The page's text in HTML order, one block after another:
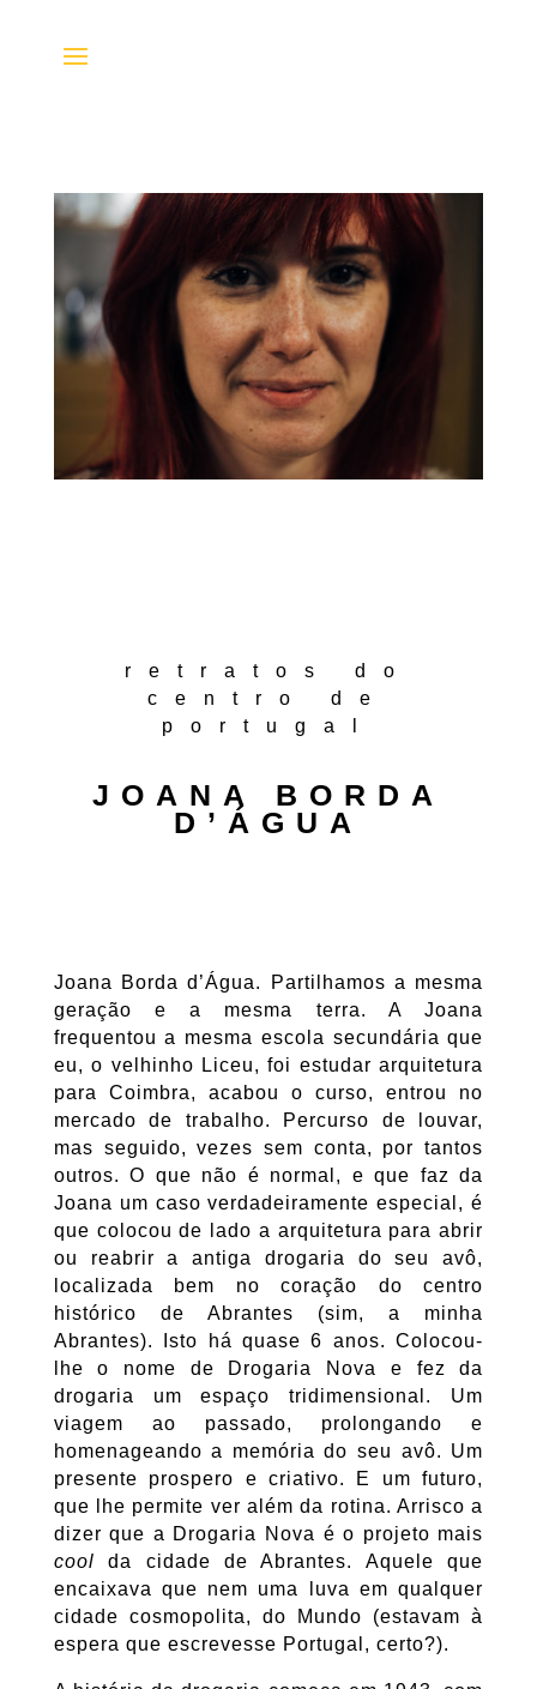
retratos do
centro de
portugal
JOANA BORDA
D’ÁGUA
Joana Borda d’Água. Partilhamos a mesma
geração e a mesma terra. A Joana
frequentou a mesma escola secundária que
eu, o velhinho Liceu, foi estudar arquitetura
para Coimbra, acabou o curso, entrou no
mercado de trabalho. Percurso de louvar,
mas seguido, vezes sem conta, por tantos
outros. O que não é normal, e que faz da
Joana um caso verdadeiramente especial, é
que colocou de lado a arquitetura para abrir
ou reabrir a antiga drogaria do seu avô,
localizada bem no coração do centro
histórico de Abrantes (sim, a minha
Abrantes). Isto há quase 6 anos. Colocou-
lhe o nome de Drogaria Nova e fez da
drogaria um espaço tridimensional. Um
viagem ao passado, prolongando e
homenageando a memória do seu avô. Um
presente prospero e criativo. E um futuro,
que lhe permite ver além da rotina. Arrisco a
dizer que a Drogaria Nova é o projeto mais
cool
da cidade de Abrantes. Aquele que
encaixava que nem uma luva em qualquer
cidade cosmopolita, do Mundo (estavam à
espera que escrevesse Portugal, certo?).